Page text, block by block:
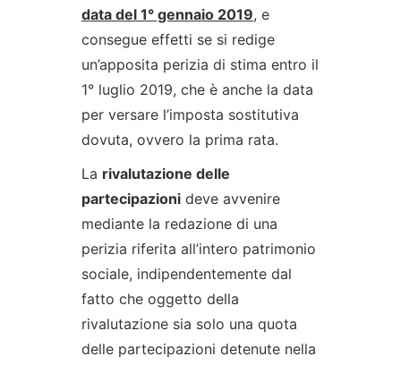
data del 1° gennaio 2019, e
consegue effetti se si redige
un’apposita perizia di stima entro il
1° luglio 2019, che è anche la data
per versare l’imposta sostitutiva
dovuta, ovvero la prima rata.
La rivalutazione delle
partecipazionideve avvenire
mediante la redazione di una
perizia riferita all’intero patrimonio
sociale, indipendentemente dal
fatto che oggetto della
rivalutazione sia solo una quota
delle partecipazioni detenute nella